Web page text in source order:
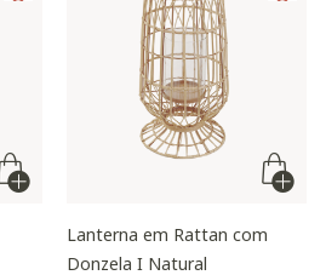
Lanterna em Rattan com
Donzela I Natural